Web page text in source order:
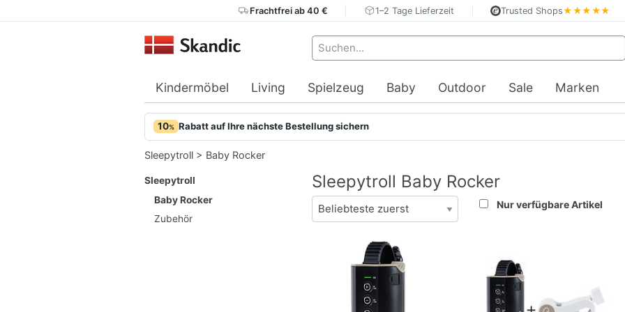
Frachtfrei ab 40 € 1–2 Tage Lieferzeit Trusted Shops★★★★★
Kindermöbel Living Spielzeug Baby Outdoor Sale Marken
10% Rabatt auf Ihre nächste Bestellung sichern
Sleepytroll > Baby Rocker
Sleepytroll
Baby Rocker
Zubehör
Sleepytroll Baby Rocker
Nur verfügbare Artikel